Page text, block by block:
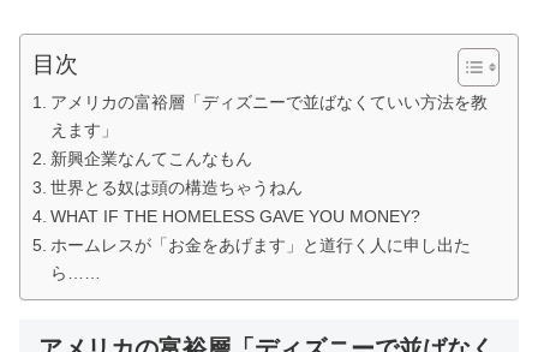
目次
アメリカの富裕層「ディズニーで並ばなくていい方法を教
えます」
新興企業なんてこんなもん
世界とる奴は頭の構造ちゃうねん
WHAT IF THE HOMELESS GAVE YOU MONEY?
ホームレスが「お金をあげます」と道行く人に申し出た
ら……